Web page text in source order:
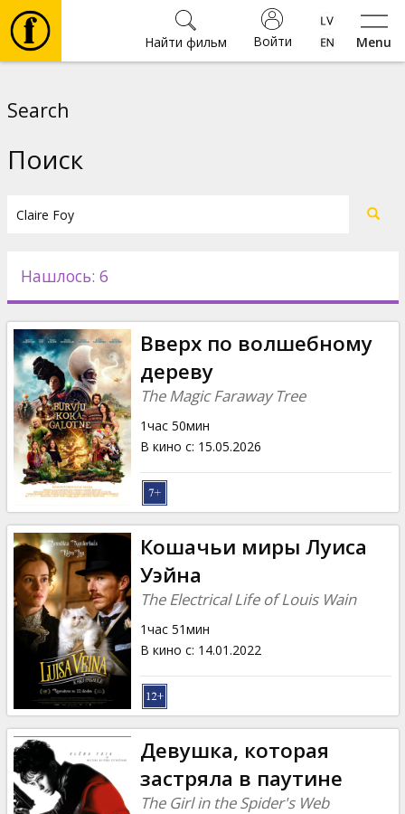
Menu
Войти
Найти фильм
Новости
Подарки
Кинозакуски
B2B
Клуб
Search
Поиск
Нашлось: 6
Вверх по волшебному
дереву
The Magic Faraway Tree
1час 50мин
В кино с: 15.05.2026
Кошачьи миры Луиса
Уэйна
The Electrical Life of Louis Wain
1час 51мин
В кино с: 14.01.2022
Девушка, которая
застряла в паутине
The Girl in the Spider's Web